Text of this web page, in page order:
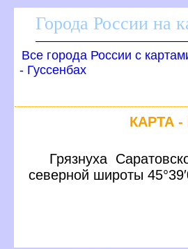
Города России на
се города России с
- Гуссенбах
КАРТА
Грязнуха
северной широты